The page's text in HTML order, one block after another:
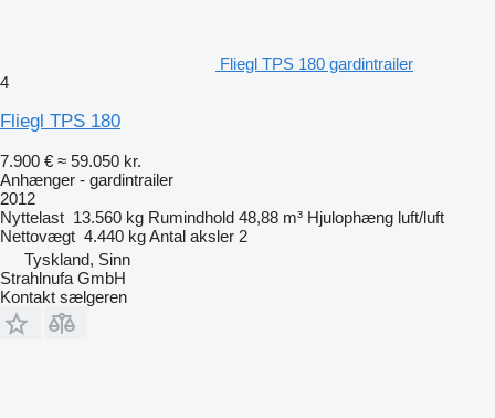
Fliegl TPS 180 gardintrailer
4
Fliegl TPS 180
7.900 € ≈ 59.050 kr.
Anhænger - gardintrailer
2012
Nyttelast 13.560 kg Rumindhold 48,88 m³ Hjulophæng luft/luft
Nettovægt 4.440 kgAntal aksler 2
Tyskland, Sinn
Strahlnufa GmbH
Kontakt sælgeren